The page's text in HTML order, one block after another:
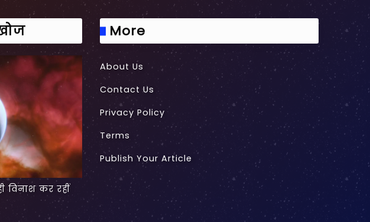
विनाश कर रहीं
More
About Us
Contact Us
Privacy Policy
Terms
Publish Your Article